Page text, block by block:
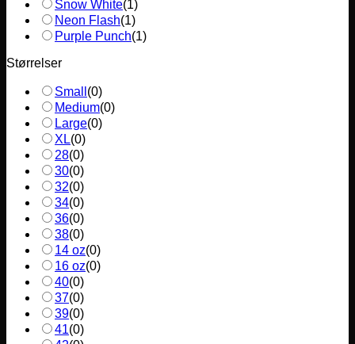
Snow White(1)
Neon Flash(1)
Purple Punch(1)
Størrelser
Small (0)
Medium(0)
Large(0)
XL(0)
28(0)
30(0)
32(0)
34(0)
36(0)
38(0)
14 oz(0)
16 oz(0)
40(0)
37(0)
39(0)
41(0)